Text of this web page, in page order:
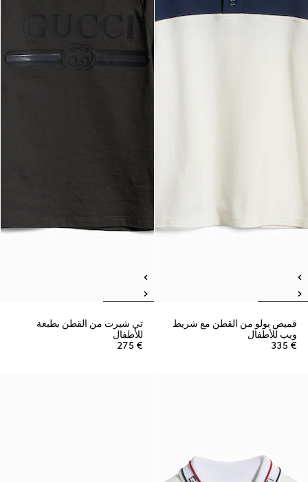
قميص بولو من القطن مع شريط
ويب للأطفال
€ 335
تي شيرت من القطن بطبعة
للأطفال
€ 275